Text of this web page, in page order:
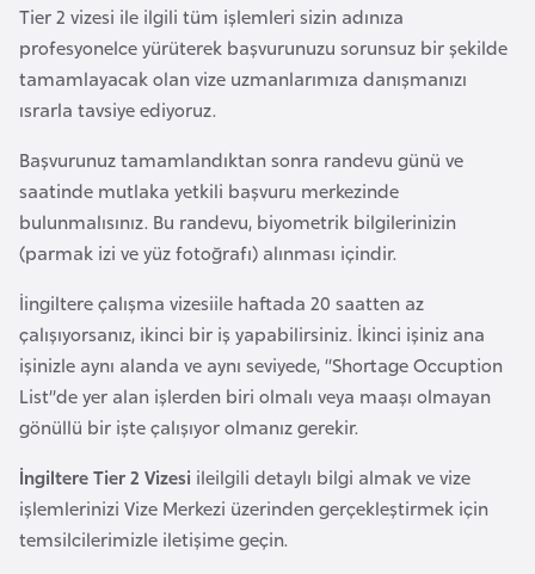
Tier 2 vizesi ile ilgili tüm işlemleri sizin adınıza
profesyonelce yürüterek başvurunuzu sorunsuz bir şekilde
tamamlayacak olan vize uzmanlarımıza danışmanızı
ısrarla tavsiye ediyoruz.
Başvurunuz tamamlandıktan sonra randevu günü ve
saatinde mutlaka yetkili başvuru merkezinde
bulunmalısınız. Bu randevu, biyometrik bilgilerinizin
(parmak izi ve yüz fotoğrafı) alınması içindir.
İingiltere çalışma vizesiile haftada 20 saatten az
çalışıyorsanız, ikinci bir iş yapabilirsiniz. İkinci işiniz ana
işinizle aynı alanda ve aynı seviyede, “Shortage Occuption
List”de yer alan işlerden biri olmalı veya maaşı olmayan
gönüllü bir işte çalışıyor olmanız gerekir.
İngiltere Tier 2 Vizesi ileilgili detaylı bilgi almak ve vize
işlemlerinizi Vize Merkezi üzerinden gerçekleştirmek için
temsilcilerimizle iletişime geçin.
G
i
n
e
B
i
s
s
u
G
e
G